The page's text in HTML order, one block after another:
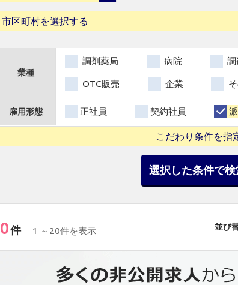
市区町村を選択する
業種
調剤薬局 病院 調
OTC販売 企業
雇用形態 正社員 契約社員
こだわり条件を指
選択した条件で検
0件 1 ～20件を表示 並び